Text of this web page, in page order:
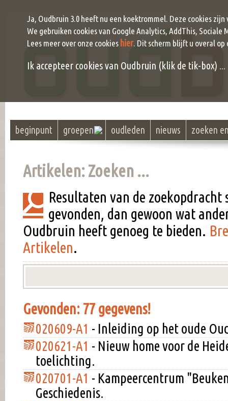
beginpunt groepen oudleden nieuws zoeken
Artikelen: Zoeken ...
Resultaten van de
gevonden, dan gewoon wat
Oudbruin heeft genoeg te bieden.
Artikelen.
Gevonden: 77 gegevens!
020609-A1 - Inleiding op het oude
020621-A1 - Nieuw home voor de
toelichting.
020701-A1 - Kampeercentrum
Geschiedenis.
Ja, Oudbruin 3.0 heeft nu een koektrommel. Deze cookies
We gebruiken cookies van Google Analytics, AddThis, Sociale
Lees meer over onze cookies hier. Dit scherm blijft u overal op
Ik accepteer cookies van Oudbruin (klik de tik-box) ...